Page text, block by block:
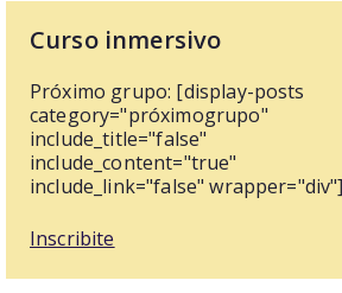
Curso inmersivo
Próximo grupo: [display-posts
category="próximogrupo"
include_title="false"
include_content="true"
include_link="false" wrapper="div"]
Inscribite